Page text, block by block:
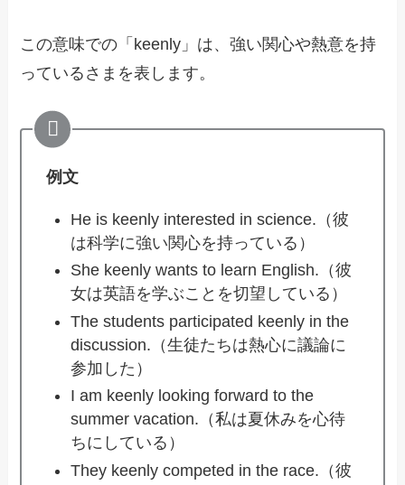
この意味での「keenly」は、強い関心や熱意を持
っているさまを表します。
例文
He is keenly interested in science.（彼
は科学に強い関心を持っている）
She keenly wants to learn English.（彼
女は英語を学ぶことを切望している）
The students participated keenly in the
discussion.（生徒たちは熱心に議論に
参加した）
I am keenly looking forward to the
summer vacation.（私は夏休みを心待
ちにしている）
They keenly competed in the race.（彼